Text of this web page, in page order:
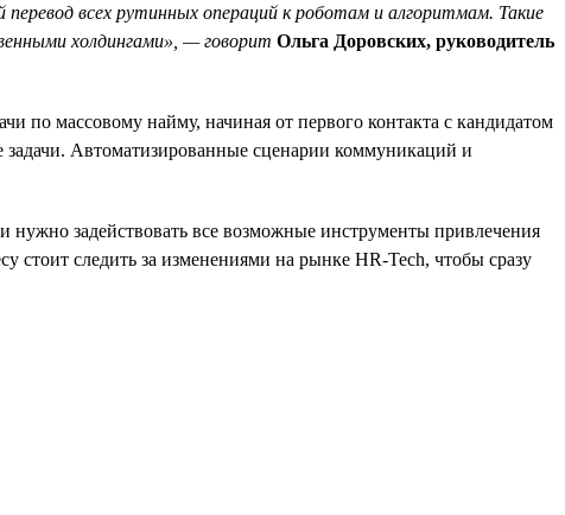
всех рутинных операций к роботам и алгоритмам. Такие
холдингами», — говорит Ольга Доровских, руководитель
по массовому найму, начиная от первого контакта с кандидатом
задачи. Автоматизированные сценарии коммуникаций и
нужно задействовать все возможные инструменты привлечения
стоит следить за изменениями на рынке HR-Tech, чтобы сразу